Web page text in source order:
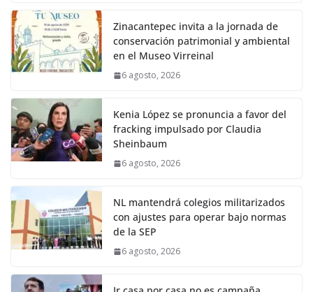
Zinacantepec invita a la jornada de
conservación patrimonial y ambiental
en el Museo Virreinal
6 agosto, 2026
Kenia López se pronuncia a favor del
fracking impulsado por Claudia
Sheinbaum
6 agosto, 2026
NL mantendrá colegios militarizados
con ajustes para operar bajo normas
de la SEP
6 agosto, 2026